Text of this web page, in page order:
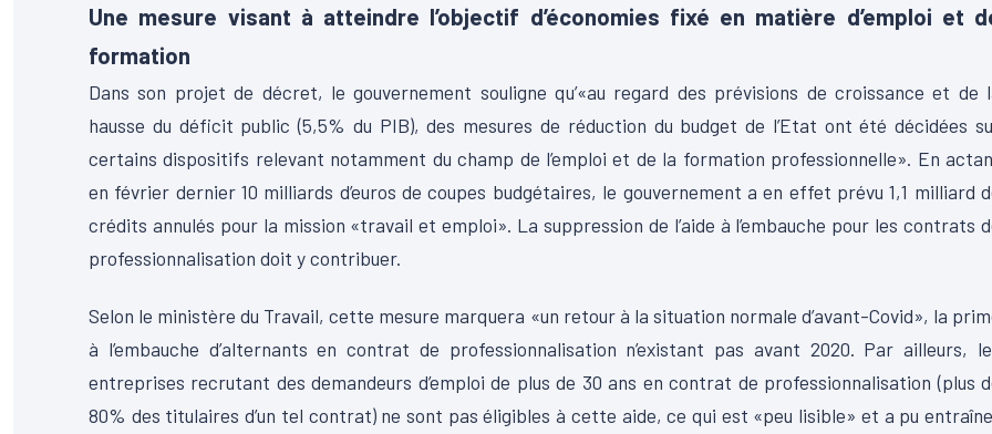
Une mesure visant à atteindre l’objectif d’économies fixé en matière d’emploi et
formation
Dans son projet de décret, le gouvernement souligne qu’«au regard des prévisions de croissance et de
hausse du déficit public (5,5% du PIB), des mesures de réduction du budget de l’Etat ont été décidées
certains dispositifs relevant notamment du champ de l’emploi et de la formation professionnelle». En
en février dernier 10 milliards d’euros de coupes budgétaires, le gouvernement a en effet prévu 1,1 milliard
crédits annulés pour la mission «travail et emploi». La suppression de l’aide à l’embauche pour les contrats
professionnalisation doit y contribuer.
Selon le ministère du Travail, cette mesure marquera «un retour à la situation normale d’avant-Covid», la
à l’embauche d’alternants en contrat de professionnalisation n’existant pas avant 2020. Par ailleurs,
entreprises recrutant des demandeurs d’emploi de plus de 30 ans en contrat de professionnalisation (plus
80% des titulaires d’un tel contrat) ne sont pas éligibles à cette aide, ce qui est «peu lisible» et a pu